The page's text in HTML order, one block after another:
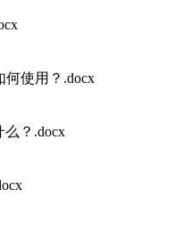
何使用？.docx
么？.docx